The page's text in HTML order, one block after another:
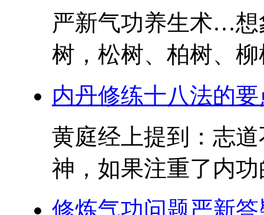
严新气功养生术…想
树，松树、柏树、
内丹修练十八法的要
黄庭经上提到：志
神，如果注重了内
修炼气功问题严新